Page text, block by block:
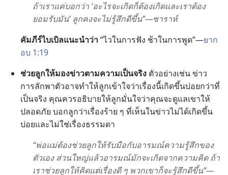
ถ้า​เรา​แค่​บอก​ว่า ‘อะไร​จะ​เกิด​ก็​ต้อง​เกิด​และ​เรา​ต้อง​
ยอม​รับ​มัน’ ลูก​คง​จะ​ไม่​รู้สึก​ดี​ขึ้น”—ซาราห์
คัมภีร์​ไบเบิล​แนะ​นำ​ว่า“ไว​ใน​การ​ฟัง ช้า​ใน​การ​พูด”—ยาก
อบ 1:19
ช่วย​ลูก​ให้​มอง​ข่าว​ตาม​ความ​เป็น​จริง ตัว​อย่าง​เช่น ข่าว​
การ​ลัก​พา​ตัว​อาจ​ทำ​ให้​ลูก​เข้าใจ​ว่า​เรื่อง​นี้​เกิด​ขึ้น​บ่อย​กว่า​ที่​
เป็น​จริง คุณ​ควร​อธิบาย​ให้​ลูก​มั่น​ใจ​ว่า​คุณ​จะ​ดู​แล​เขา​ให้​
ปลอด​ภัย บอก​ลูก​ว่า​เรื่อง​ร้าย ๆ ที่​เห็น​ใน​ข่าว​ไม่​ได้​เกิด​ขึ้น​
บ่อย​และ​ไม่​ใช่​เรื่อง​ธรรมดา
“พ่อ​แม่​ต้อง​ช่วย​ลูก​ให้​รับมือ​กับ​อารมณ์​ความ​รู้สึก​ของ​
ตัว​เอง ส่วน​ใหญ่​แล้ว​อารมณ์​มัก​จะ​เกิด​จาก​ความ​คิด ถ้า​
เรา​ช่วย​ลูก​ให้​คิด​แต่​เรื่อง​ดี ๆ พวก​เขา​ก็​จะ​รู้สึก​ดี​ขึ้น”—